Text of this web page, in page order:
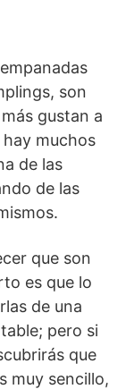
son
gustan a
muchos
de las
de las
que son
es que lo
de una
pero si
que
muy sencillo,